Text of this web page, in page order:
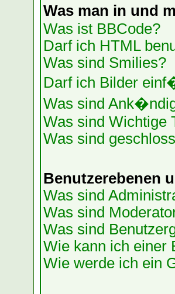
Was man in und
Was ist BBCode?
Darf ich HTML
Was sind Smilies?
Darf ich Bilder
Was sind
Was sind Wichtige
Was sind
Benutzerebenen
Was sind
Was sind
Was sind
Wie kann ich einer
Wie werde ich ein